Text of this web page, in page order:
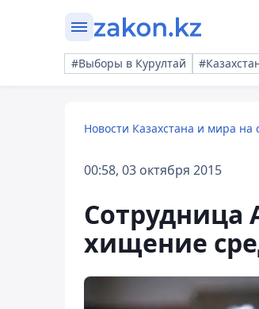
#Выборы в Курултай
Новости Казахстана и мира на
00:58, 03 октября 2015
Сотрудница
хищение